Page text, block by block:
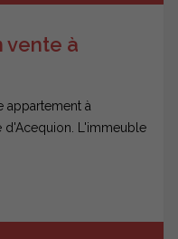
vente à
appartement à
d'Acequion. L'immeuble